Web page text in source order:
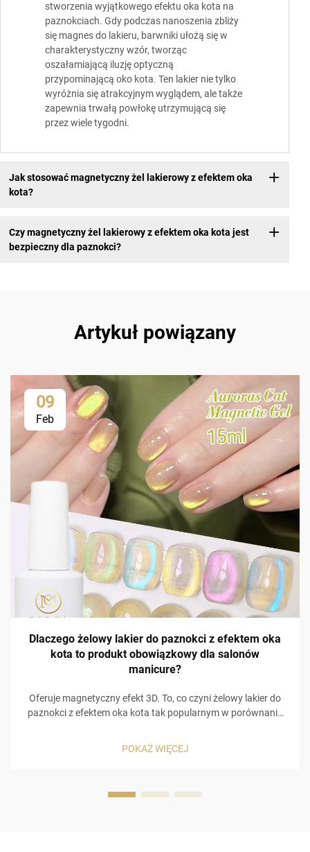
stworzenia wyjątkowego efektu oka kota na
paznokciach. Gdy podczas nanoszenia zbliży
się magnes do lakieru, barwniki ułożą się w
charakterystyczny wzór, tworząc
oszałamiającą iluzję optyczną
przypominającą oko kota. Ten lakier nie tylko
wyróżnia się atrakcyjnym wyglądem, ale także
zapewnia trwałą powłokę utrzymującą się
przez wiele tygodni.
Jak stosować magnetyczny żel lakierowy z efektem oka
kota?
Czy magnetyczny żel lakierowy z efektem oka kota jest
bezpieczny dla paznokci?
Artykuł powiązany
09
Feb
Dlaczego żelowy lakier do paznokci z efektem oka
kota to produkt obowiązkowy dla salonów
manicure?
Oferuje magnetyczny efekt 3D. To, co czyni żelowy lakier do
paznokci z efektem oka kota tak popularnym w porównaniu
holograficzny efekt 3D! Żelowy lakier do paznokci z efektem
oka kota zawiera specjalny, wbudowany w jego skład
POKAŻ WIĘCEJ